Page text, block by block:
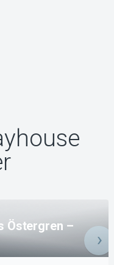
Östergren –